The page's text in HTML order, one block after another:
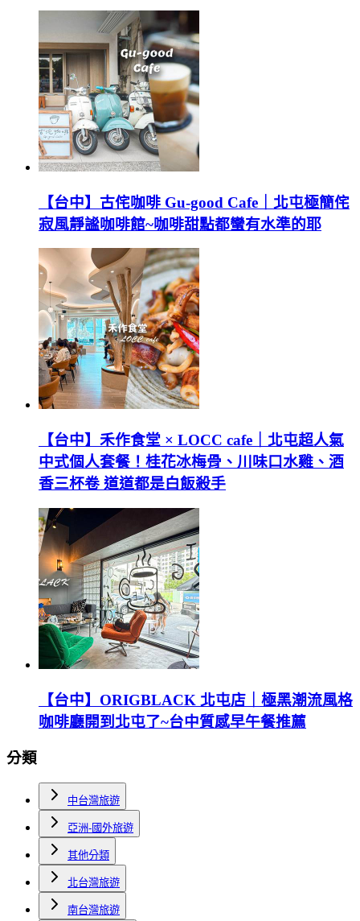
【台中】古侘咖啡 Gu-good Cafe｜北屯極簡侘
寂風靜謐咖啡館~咖啡甜點都蠻有水準的耶
【台中】禾作食堂 × LOCC cafe｜北屯超人氣
中式個人套餐！桂花冰梅骨、川味口水雞、酒
香三杯卷 道道都是白飯殺手
【台中】ORIGBLACK 北屯店｜極黑潮流風格
咖啡廳開到北屯了~台中質感早午餐推薦
分類
中台灣旅遊
亞洲-國外旅遊
其他分類
北台灣旅遊
南台灣旅遊